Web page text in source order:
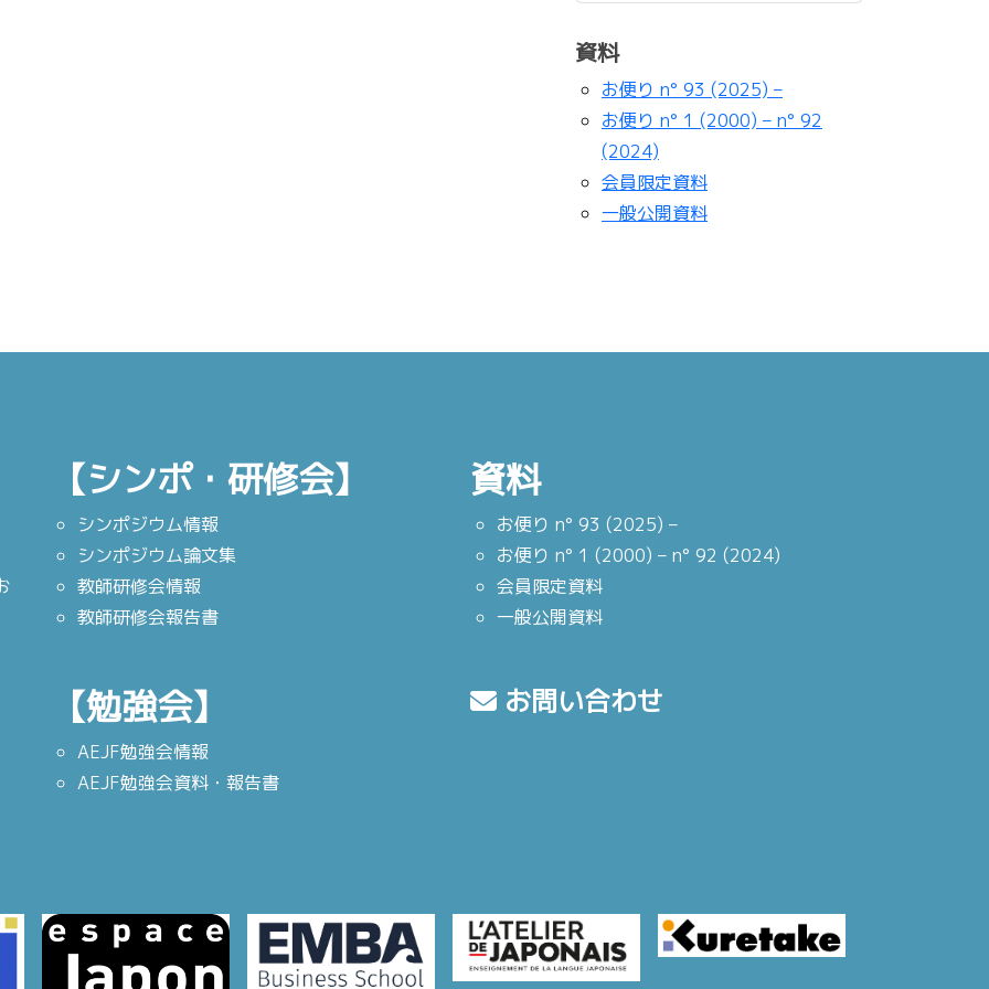
資料
お便り n° 93 (2025) –
お便り n° 1 (2000) – n° 92
(2024)
会員限定資料
一般公開資料
【シンポ・研修会】
シンポジウム情報
シンポジウム論文集
教師研修会情報
教師研修会報告書
【勉強会】
AEJF勉強会情報
AEJF勉強会資料・報告書
資料
お便り n° 93 (2025) –
お便り n° 1 (2000) – n° 92 (2024)
会員限定資料
一般公開資料
お問い合わせ